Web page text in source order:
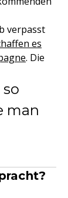
verpasst
es
. Die
man